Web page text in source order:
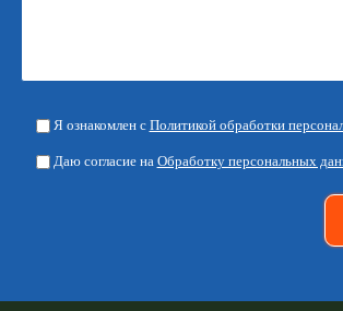
Я ознакомлен с Политикой обработки
Даю согласие на Обработку персональных